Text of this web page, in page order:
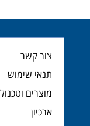
צור קשר
תנאי שימוש
מוצרים
ארכיון